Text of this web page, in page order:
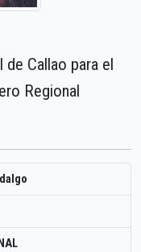
de Callao para el
Regional